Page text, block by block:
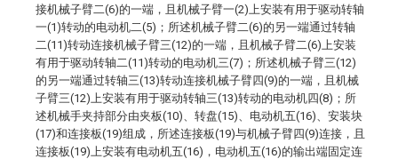
接机械子臂二(6)的一端，且机械子臂一(2)上安装有用于驱动转轴
一(1)转动的电动机二(5)；所述机械子臂二(6)的另一端通过转轴
二(11)转动连接机械子臂三(12)的一端，且机械子臂二(6)上安装
有用于驱动转轴二(11)转动的电动机三(7)；所述机械子臂三(12)
的另一端通过转轴三(13)转动连接机械子臂四(9)的一端，且机械
子臂三(12)上安装有用于驱动转轴三(13)转动的电动机四(8)；所
述机械手夹持部分由夹板(10)、转盘(15)、电动机五(16)、安装块
(17)和连接板(19)组成，所述连接板(19)与机械子臂四(9)连接，且
连接板(19)上安装有电动机五(16)，电动机五(16)的输出端固定连